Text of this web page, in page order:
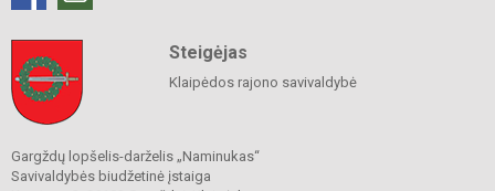
Steigėjas
Klaipėdos rajono savivaldybė
Gargždų lopšelis-darželis „Naminukas“
Savivaldybės biudžetinė įstaiga